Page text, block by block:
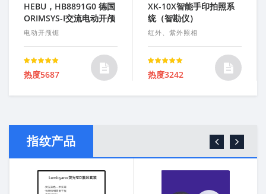
HEBU，HB8891G0 德国
ORIMSYS-I交流电动开颅
锯
电动开颅锯
Rated
5.00out of 5
热度5687
XK-10X智能手印拍照系
统（智勘仪）
红外、紫外照相
Rated
5.00out of 5
热度3242
指纹产品